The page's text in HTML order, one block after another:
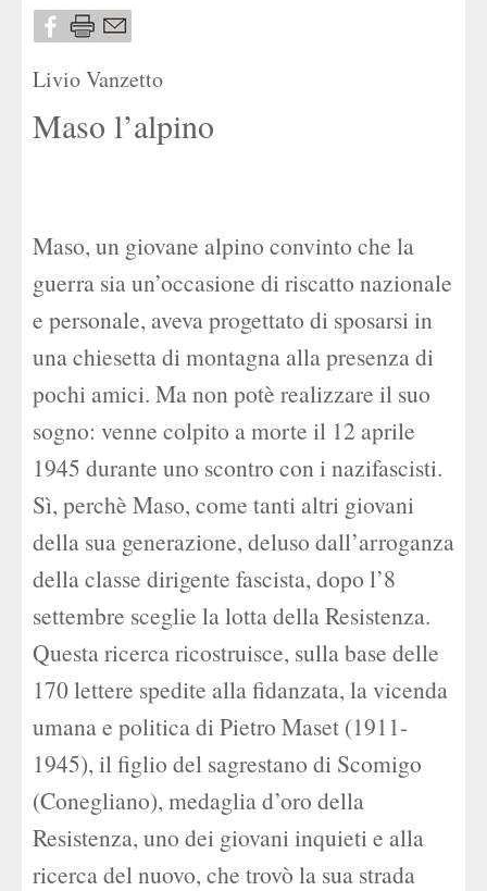
Livio Vanzetto
Maso l’alpino
Maso, un giovane alpino convinto che la
guerra sia un’occasione di riscatto nazionale
e personale, aveva progettato di sposarsi in
una chiesetta di montagna alla presenza di
pochi amici. Ma non potè realizzare il suo
sogno: venne colpito a morte il 12 aprile
1945 durante uno scontro con i nazifascisti.
Sì, perchè Maso, come tanti altri giovani
della sua generazione, deluso dall’arroganza
della classe dirigente fascista, dopo l’8
settembre sceglie la lotta della Resistenza.
Questa ricerca ricostruisce, sulla base delle
170 lettere spedite alla fidanzata, la vicenda
umana e politica di Pietro Maset (1911-
1945), il figlio del sagrestano di Scomigo
(Conegliano), medaglia d’oro della
Resistenza, uno dei giovani inquieti e alla
ricerca del nuovo, che trovò la sua strada